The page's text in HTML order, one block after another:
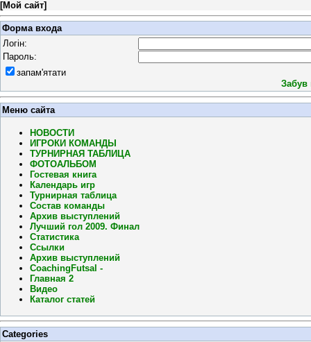
[Мой сайт]
Форма входа
Логін:
Пароль:
запам'ятати
Забув
Меню сайта
НОВОСТИ
ИГРОКИ КОМАНДЫ
ТУРНИРНАЯ ТАБЛИЦА
ФОТОАЛЬБОМ
Гостевая книга
Календарь игр
Турнирная таблица
Состав команды
Архив выступлений
Лучший гол 2009. Финал
Статистика
Ссылки
Архив выступлений
CoachingFutsal -
Главная 2
Видео
Каталог статей
Categories